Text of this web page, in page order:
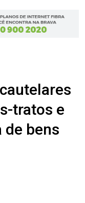
tratos e
de bens